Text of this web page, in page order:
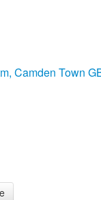
Camden Town